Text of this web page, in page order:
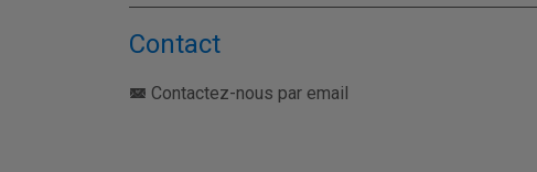
Contact
Contactez-nous par email